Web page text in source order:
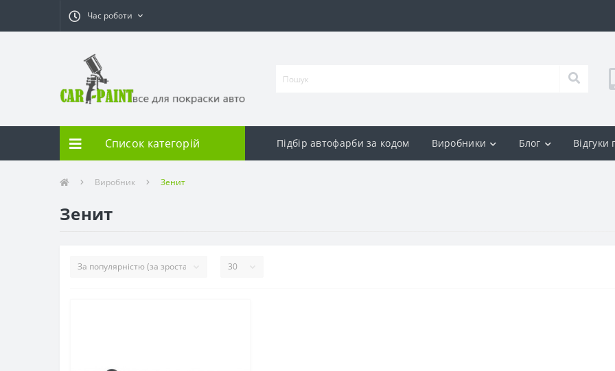
Час роботи
Список категорій Підбір автофарби за кодом Виробники Блог
Виробник Зенит
Зенит